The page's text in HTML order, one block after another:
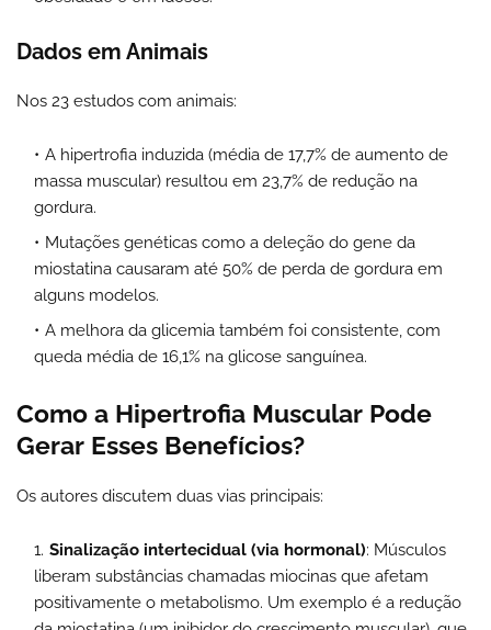
Dados em Animais
Nos 23 estudos com animais:
A hipertrofia induzida (média de 17,7% de aumento de
massa muscular) resultou em 23,7% de redução na
gordura.
Mutações genéticas como a deleção do gene da
miostatina causaram até 50% de perda de gordura em
alguns modelos.
A melhora da glicemia também foi consistente, com
queda média de 16,1% na glicose sanguínea.
Como a Hipertrofia Muscular Pode
Gerar Esses Benefícios?
Os autores discutem duas vias principais:
Sinalização intertecidual (via hormonal): Músculos
liberam substâncias chamadas miocinas que afetam
positivamente o metabolismo. Um exemplo é a redução